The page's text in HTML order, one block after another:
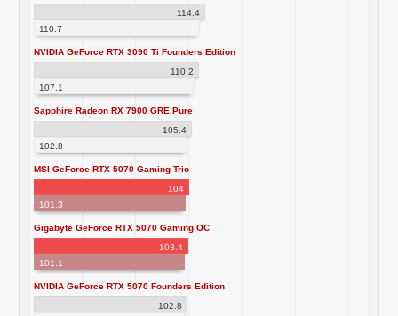
114.4
110.7
NVIDIA GeForce RTX 3090 Ti Founders Edition
110.2
107.1
Sapphire Radeon RX 7900 GRE Pure
105.4
102.8
MSI GeForce RTX 5070 Gaming Trio
104
101.3
Gigabyte GeForce RTX 5070 Gaming OC
103.4
101.1
NVIDIA GeForce RTX 5070 Founders Edition
102.8